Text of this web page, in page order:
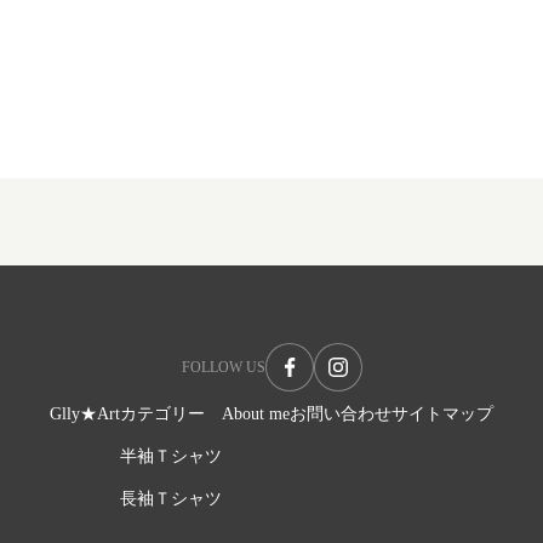
FOLLOW US
Glly★Artカテゴリー
半袖Ｔシャツ
長袖Ｔシャツ
About meお問い合わせサイトマップ